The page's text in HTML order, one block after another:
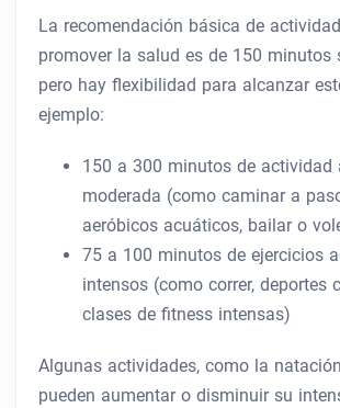
La recomendación básica de
promover la salud es de 150 minutos
pero hay flexibilidad para alcanzar
ejemplo:
150 a 300 minutos de actividad
moderada (como caminar a
aeróbicos acuáticos, bailar o
75 a 100 minutos de ejercicios
intensos (como correr, deportes
clases de fitness intensas)
Algunas actividades, como la
pueden aumentar o disminuir su